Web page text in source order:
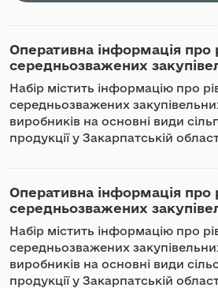
Оперативна інформація про
середньозважених
Набір містить інформацію про
середньозважених
виробників на основні види
продукції у Закарпатській
Оперативна інформація про
середньозважених
Набір містить інформацію про
середньозважених
виробників на основні види
продукції у Закарпатській